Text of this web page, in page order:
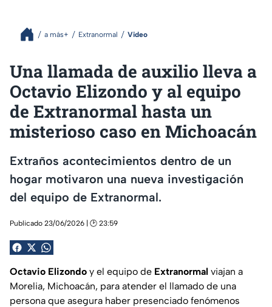
a más+ Extranormal Video
Una llamada de auxilio lleva a
Octavio Elizondo y al equipo
de Extranormal hasta un
misterioso caso en Michoacán
Extraños acontecimientos dentro de un
hogar motivaron una nueva investigación
del equipo de Extranormal.
Publicado 23/06/2026 | 🕑 23:59
Octavio Elizondo y el equipo de Extranormal viajan a
Morelia, Michoacán, para atender el llamado de una
persona que asegura haber presenciado fenómenos